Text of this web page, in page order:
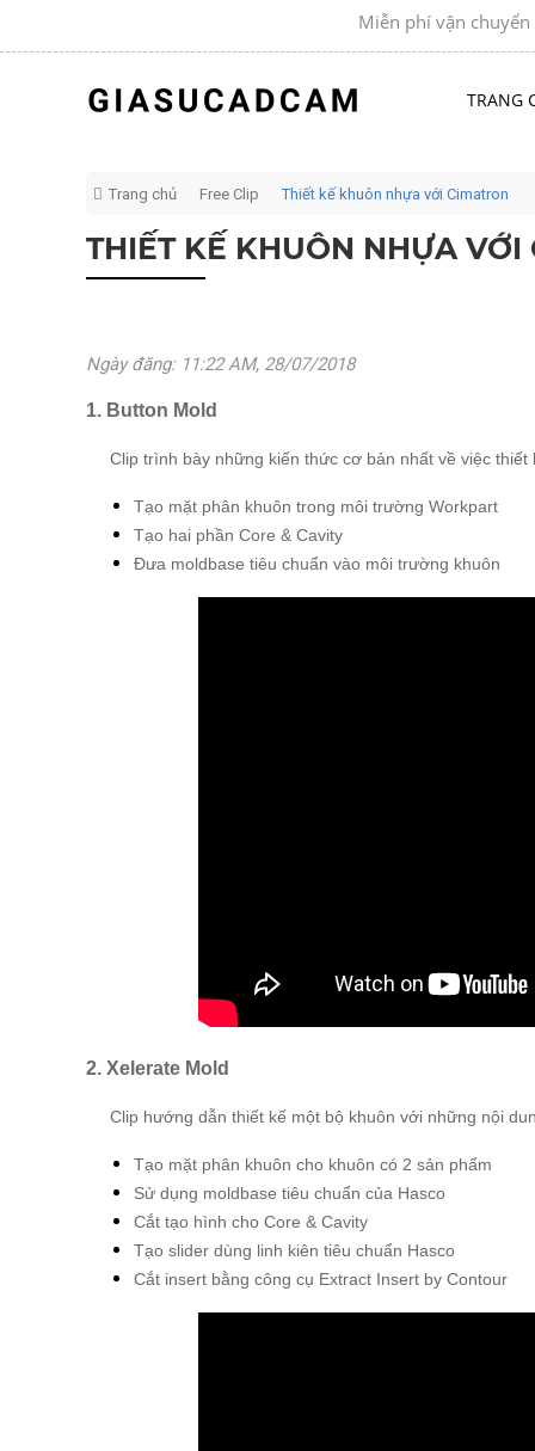
Miễn phí vận chuyển đơn
TRANG
Trang chủ Free Clip Thiết kế khuôn nhựa với Cimatron
THIẾT KẾ KHUÔN NHỰA VỚI
Ngày đăng: 11:22 AM, 28/07/2018
1. Button Mold
Clip trình bày những kiến thức cơ bản nhất về việc thiết
Tạo mặt phân khuôn trong môi trường Workpart
Tạo hai phần Core & Cavity
Đưa moldbase tiêu chuẩn vào môi trường khuôn
2. Xelerate Mold
Clip hướng dẫn thiết kế một bộ khuôn với những nội
Tạo mặt phân khuôn cho khuôn có 2 sản phẩm
Sử dụng moldbase tiêu chuẩn của Hasco
Cắt tạo hình cho Core & Cavity
Tạo slider dùng linh kiên tiêu chuẩn Hasco
Cắt insert bằng công cụ Extract Insert by Contour